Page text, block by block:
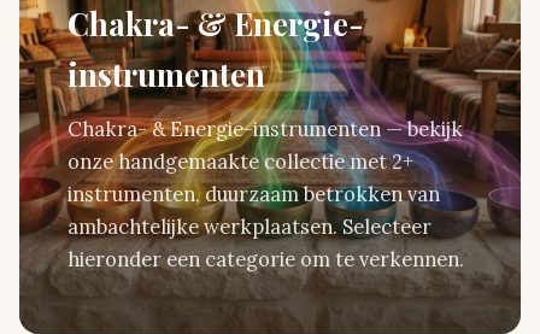
Chakra- & Energie-
instrumenten
Chakra- & Energie-instrumenten — bekijk
onze handgemaakte collectie met 2+
instrumenten, duurzaam betrokken van
ambachtelijke werkplaatsen. Selecteer
hieronder een categorie om te verkennen.